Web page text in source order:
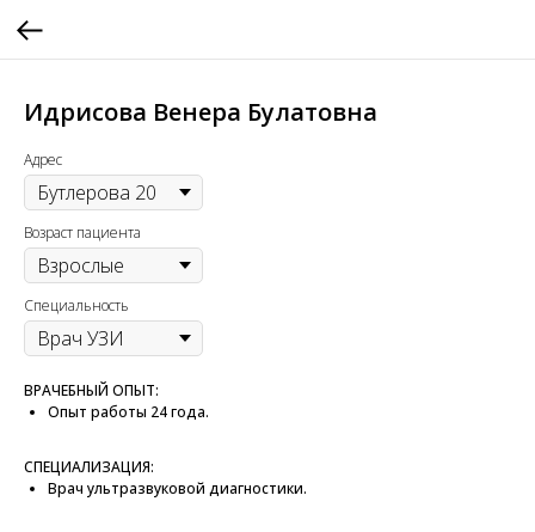
Идрисова Венера Булатовна
Адрес
Возраст пациента
Специальность
ВРАЧЕБНЫЙ ОПЫТ:
Опыт работы 24 года.
СПЕЦИАЛИЗАЦИЯ:
Врач ультразвуковой диагностики.